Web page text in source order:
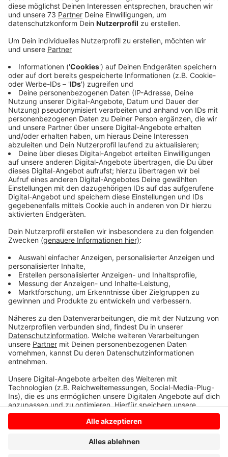
Anzeige
Zeugen gesucht
Anzeige
Ein Unbekannter hat am Mittwoch (27.09.2023) im
Sprinterbus auf der Linie S75 zwischen Rhede und
Borken sexuelle Handlungen an sich vorgenommen.
Eine Zeugin gab an, dass der Täter gegen 13.00 Uhr in
Rhede in den Linienbus eingestiegen sei und sich in das
obere Deck begeben habe. Nach Angaben einer
Geschädigten habe der circa 20 Jahre alte Mann
während der Fahrt seine Hose geöffnet und an seinem
Glied manipuliert. Der circa 1,80 Meter große, schlanke
Unbekannte, mit dunklem Teint und zum Dutt
gebundene, schwarze Haare, habe in Borken den Bus
Shirt und einer weißen Hose. Er hatte eine helle
Bauchtasche dabei. Die Kripo Borken erbittet nun
Hinweise unter Tel. (02861) 9000.
Anzeige